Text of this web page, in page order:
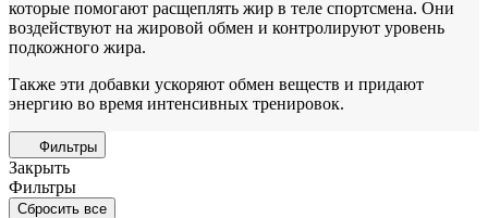
которые помогают расщеплять жир в теле спортсмена. Они
воздействуют на жировой обмен и контролируют уровень
подкожного жира.
Также эти добавки ускоряют обмен веществ и придают
энергию во время интенсивных тренировок.
Фильтры
Закрыть
Фильтры
Сбросить все